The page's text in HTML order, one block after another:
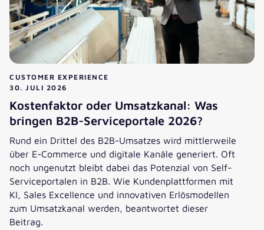
CUSTOMER EXPERIENCE
30. JULI 2026
Kostenfaktor oder Umsatzkanal: Was
bringen B2B-Serviceportale 2026?
Rund ein Drittel des B2B-Umsatzes wird mittlerweile
über E-Commerce und digitale Kanäle generiert. Oft
noch ungenutzt bleibt dabei das Potenzial von Self-
Serviceportalen in B2B. Wie Kundenplattformen mit
KI, Sales Excellence und innovativen Erlösmodellen
zum Umsatzkanal werden, beantwortet dieser
Beitrag.